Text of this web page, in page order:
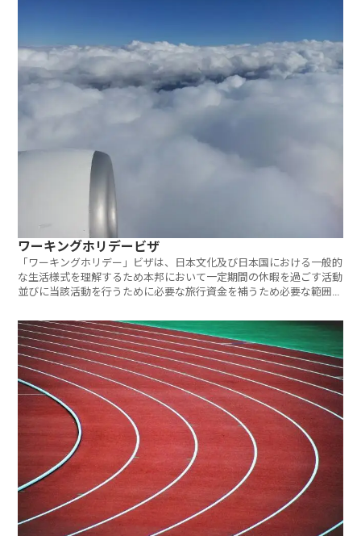
ワーキングホリデービザ
「ワーキングホリデー」ビザは、日本文化及び日本国における一般的
な生活様式を理解するため本邦において一定期間の休暇を過ごす活動
並びに当該活動を行うために必要な旅行資金を補うため必要な範囲内